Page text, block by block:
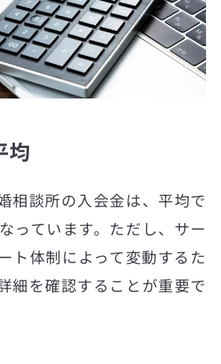
均
相談所の入会金は、平均で
っています。ただし、サー
ト体制によって変動するた
細を確認することが重要で